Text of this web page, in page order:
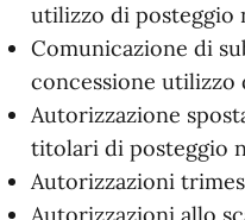
utilizzo di posteggio
Comunicazione di
concessione utilizzo
Autorizzazione
titolari di posteggio
Autorizzazioni